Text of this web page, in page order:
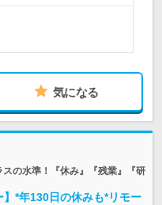
気になる
の水準！『休み』『残業』『研
*年130日の休みも*リモー